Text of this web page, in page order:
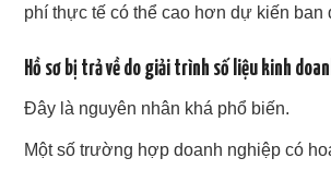
phí thực tế có thể cao hơn dự kiến ban
Hồ sơ bị trả về do giải trình số liệu kinh
Đây là nguyên nhân khá phổ biến.
Một số trường hợp doanh nghiệp có